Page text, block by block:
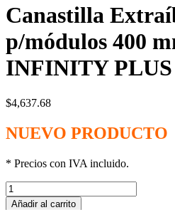
Canastilla
p/módulos 400
INFINITY PLUS
$4,637.68
NUEVO PRODUCTO
* Precios con IVA incluido.
Añadir al carrito